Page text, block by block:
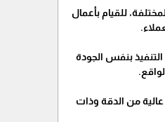
للقيام بأعمال
بنفس الجودة
من الدقة وذات